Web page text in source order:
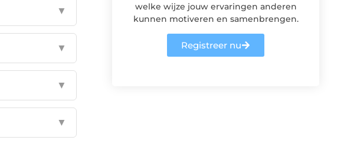
▼
▼
▼
▼
welke wijze jouw ervaringen anderen
kunnen motiveren en samenbrengen.
Registreer nu